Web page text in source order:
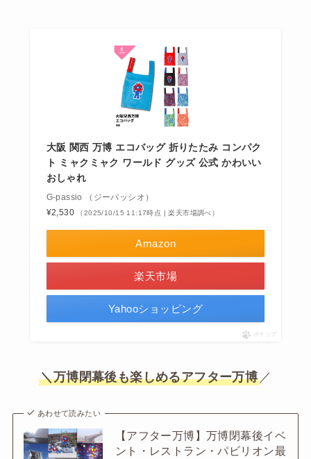
大阪 関西 万博 エコバッグ 折りたたみ コンパク
ト ミャクミャク ワールド グッズ 公式 かわいい
おしゃれ
G-passio （ジーパッシオ）
¥2,530
（2025/10/15 11:17時点 | 楽天市場調べ）
Amazon
楽天市場
Yahooショッピング
ポチップ
＼万博閉幕後も楽しめるアフター万博 ／
あわせて読みたい
【アフター万博】万博閉幕後イベ
ント・レストラン・パビリオン最